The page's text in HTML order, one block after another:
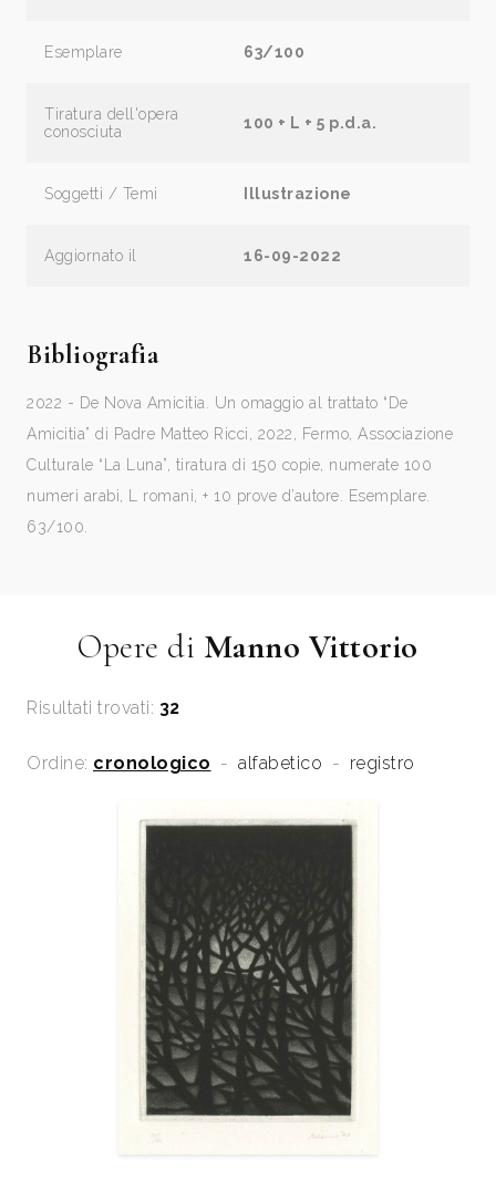
Esemplare 63/100
Tiratura dell'opera
conosciuta
100 + L + 5 p.d.a.
Soggetti / Temi Illustrazione
Aggiornato il 16-09-2022
Bibliografia
2022 - De Nova Amicitia. Un omaggio al trattato “De
Amicitia” di Padre Matteo Ricci, 2022, Fermo, Associazione
Culturale “La Luna”, tiratura di 150 copie, numerate 100
numeri arabi, L romani, + 10 prove d’autore. Esemplare.
63/100.
Opere di Manno Vittorio
Risultati trovati: 32
Ordine: cronologico - alfabetico - registro